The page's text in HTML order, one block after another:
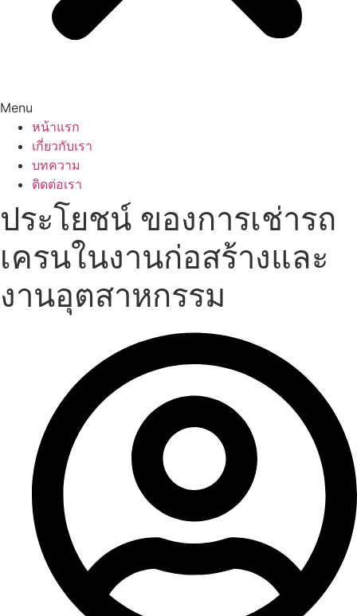
Menu
หน้าแรก
เกี่ยวกับเรา
บทความ
ติดต่อเรา
ประโยชน์ ของการเช่ารถ
เครนในงานก่อสร้างและ
งานอุตสาหกรรม